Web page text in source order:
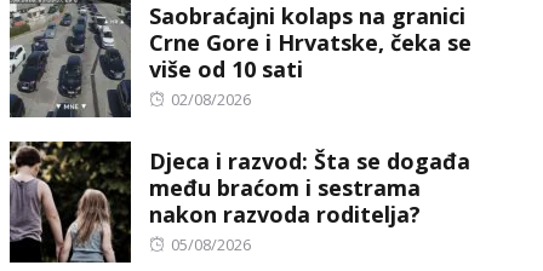
Saobraćajni kolaps na granici
Crne Gore i Hrvatske, čeka se
više od 10 sati
Posted
02/08/2026
Djeca i razvod: Šta se događa
među braćom i sestrama
nakon razvoda roditelja?
Posted
05/08/2026